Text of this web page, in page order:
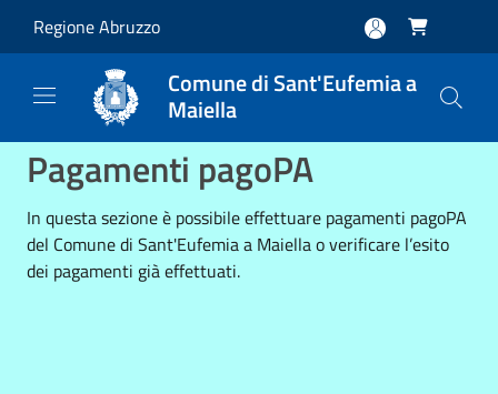
Regione Abruzzo 
Comune di Sant'Eufemia a
Maiella
Pagamenti pagoPA
In questa sezione è possibile effettuare pagamenti pagoPA
del Comune di Sant'Eufemia a Maiella o verificare l’esito
dei pagamenti già effettuati.